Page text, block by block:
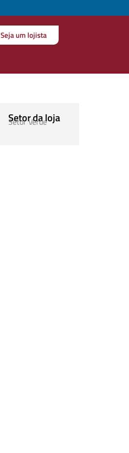
Seja um lojista
Setor da loja
Setor Verde